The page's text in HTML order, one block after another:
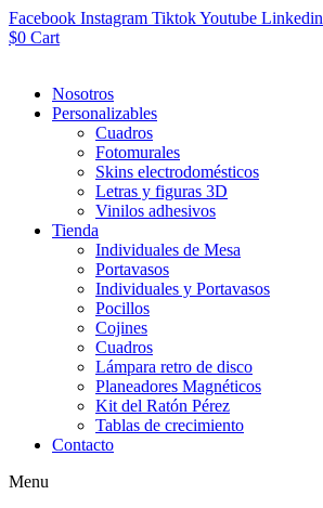
Facebook Instagram TiktokYoutube Linkedin
$0 Cart
Nosotros
Personalizables
Cuadros
Fotomurales
Skins electrodomésticos
Letras y figuras 3D
Vinilos adhesivos
Tienda
Individuales de Mesa
Portavasos
Individuales y Portavasos
Pocillos
Cojines
Cuadros
Lámpara retro de disco
Planeadores Magnéticos
Kit del Ratón Pérez
Tablas de crecimiento
Contacto
Menu